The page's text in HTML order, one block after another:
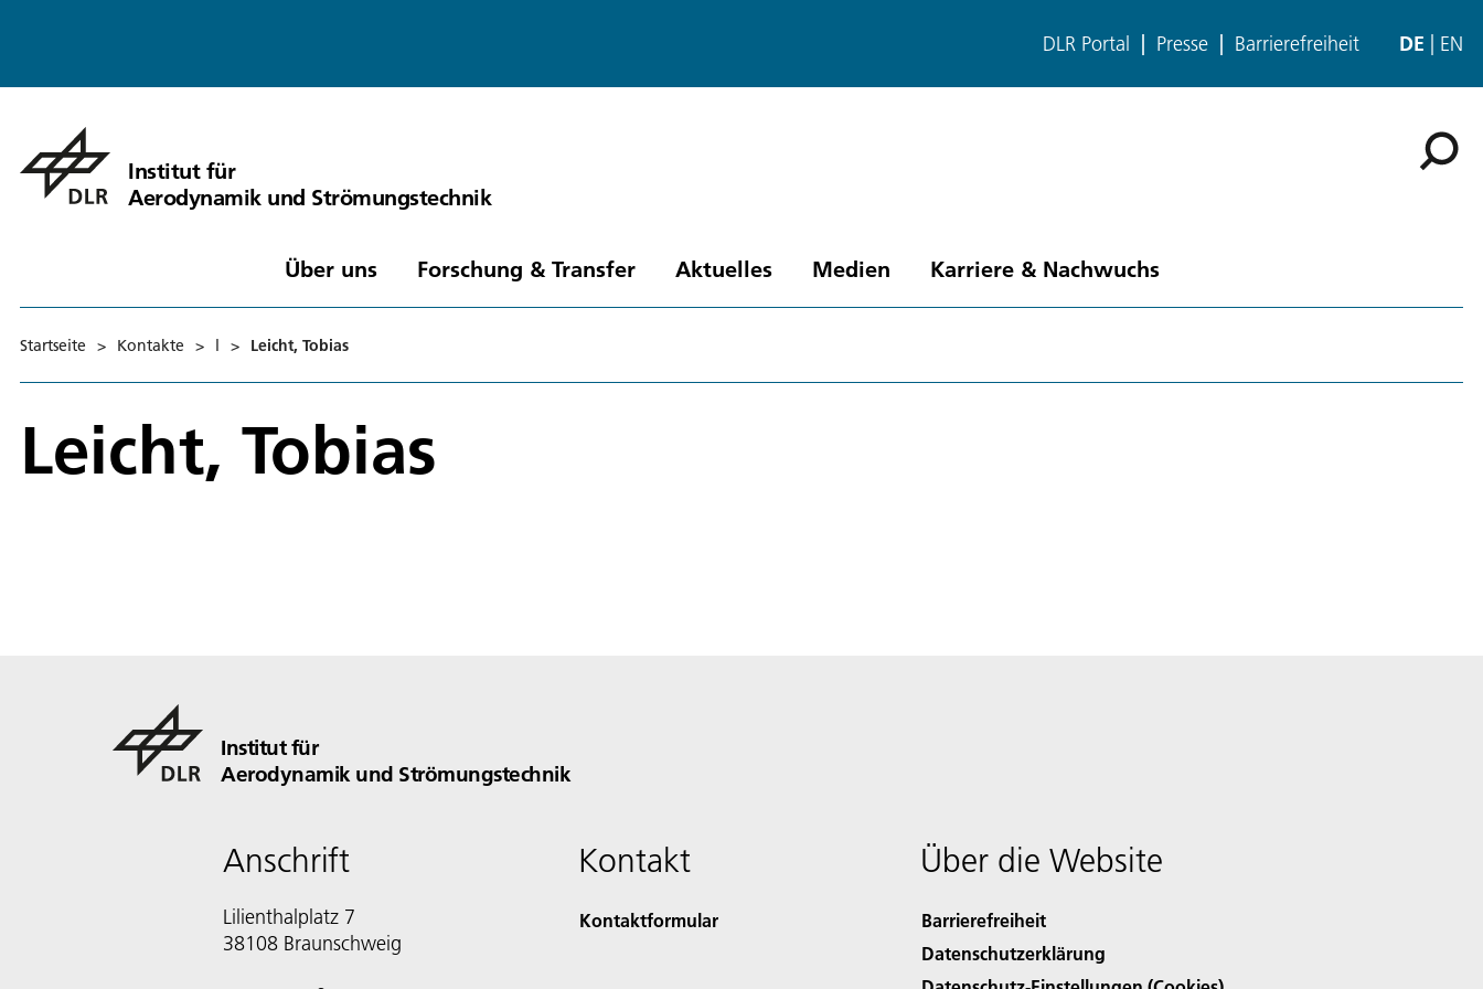
DLR Portal Presse Barrierefreiheit DE EN
Institut für
Aerodynamik und Strömungstechnik
Über uns Forschung & Transfer Aktuelles Medien Karriere & Nachwuchs
Startseite > Kontakte > l > Leicht, Tobias
Leicht, Tobias
Institut für
Aerodynamik und Strömungstechnik
Anschrift
Lilienthalplatz 7
38108 Braunschweig
Kontakt
Kontaktformular
Über die Website
Barrierefreiheit
Datenschutzerklärung